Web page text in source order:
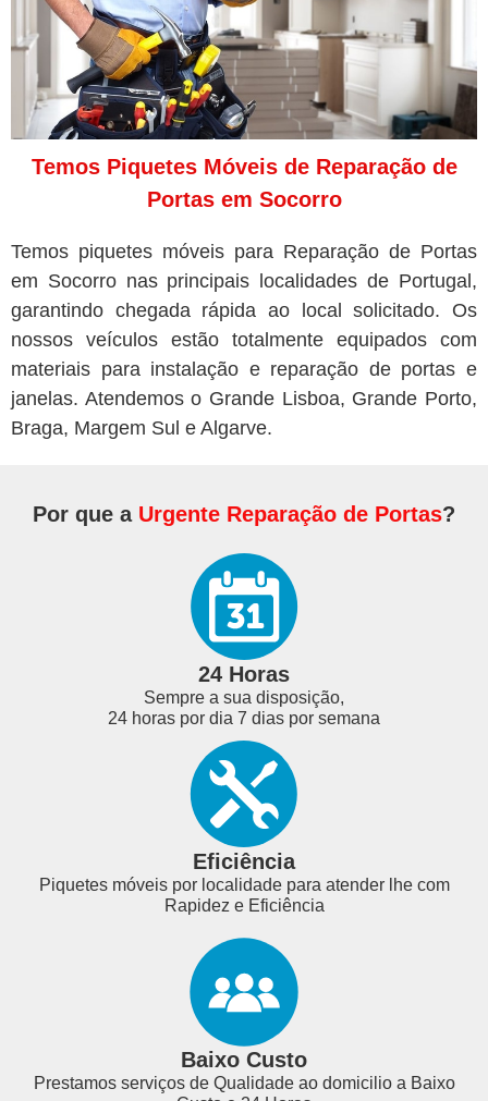
Temos Piquetes Móveis de Reparação de
Portas em Socorro
Temos piquetes móveis para Reparação de Portas
em Socorro nas principais localidades de Portugal,
garantindo chegada rápida ao local solicitado. Os
nossos veículos estão totalmente equipados com
materiais para instalação e reparação de portas e
janelas. Atendemos o Grande Lisboa, Grande Porto,
Braga, Margem Sul e Algarve.
Por que a Urgente Reparação de Portas?
24 Horas
Sempre a sua disposição,
24 horas por dia 7 dias por semana
Eficiência
Piquetes móveis por localidade para atender lhe com
Rapidez e Eficiência
Baixo Custo
Prestamos serviços de Qualidade ao domicilio a Baixo